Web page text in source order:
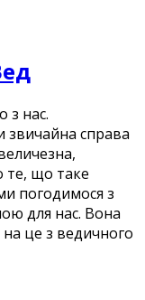
з нас.
звичайна справа
те, що таке
погодимося з
для нас. Вона
це з ведичного